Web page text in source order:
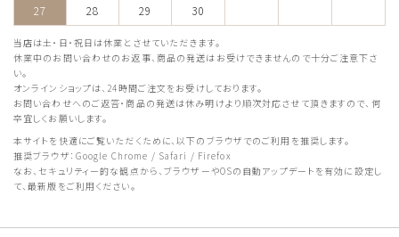
27
28 29 30
当店は土・日・祝日は休業とさせていただきます。
休業中のお問い合わせのお返事、商品の発送はお受けできませんので十分ご注意下さ
い。
オンラインショップは、24時間ご注文をお受けしております。
お問い合わせへのご返答・商品の発送は休み明けより順次対応させて頂きますので、何
卒宜しくお願いします。
本サイトを快適にご覧いただくために、以下のブラウザでのご利用を推奨します。
推奨ブラウザ：Google Chrome / Safari / Firefox
なお、セキュリティー的な観点から、ブラウザーやOSの自動アップデートを有効に設定し
て、最新版をご利用ください。